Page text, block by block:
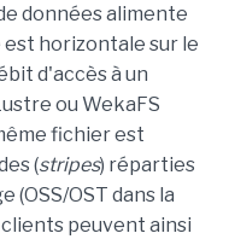
données alimente
est horizontale sur le
d'accès à un
ou WekaFS
fichier est
(stripes) réparties
(OSS/OST dans la
peuvent ainsi